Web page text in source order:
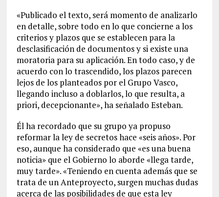
«Publicado el texto, será momento de analizarlo
en detalle, sobre todo en lo que concierne a los
criterios y plazos que se establecen para la
desclasificación de documentos y si existe una
moratoria para su aplicación. En todo caso, y de
acuerdo con lo trascendido, los plazos parecen
lejos de los planteados por el Grupo Vasco,
llegando incluso a doblarlos, lo que resulta, a
priori, decepcionante», ha señalado Esteban.
Él ha recordado que su grupo ya propuso
reformar la ley de secretos hace «seis años». Por
eso, aunque ha considerado que «es una buena
noticia» que el Gobierno lo aborde «llega tarde,
muy tarde». «Teniendo en cuenta además que se
trata de un Anteproyecto, surgen muchas dudas
acerca de las posibilidades de que esta ley